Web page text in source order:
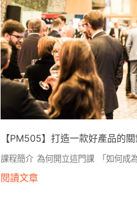
【PM505】打造一款好產品的
課程簡介 為何開立這門課 「如何成
閱讀文章